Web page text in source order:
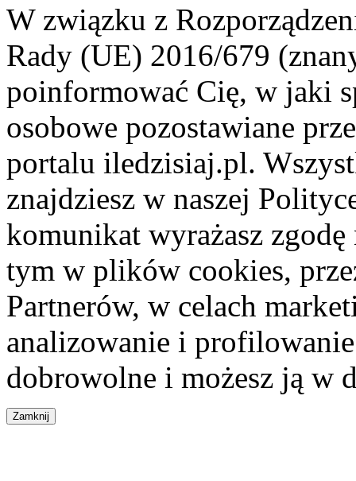
W związku z
Rady (UE) 2016/679
poinformować Cię, w jaki
osobowe pozostawiane
portalu iledzisiaj.pl.
znajdziesz w naszej
komunikat wyrażasz
tym w plików cookies,
Partnerów, w celach
analizowanie i
dobrowolne i możesz ją w